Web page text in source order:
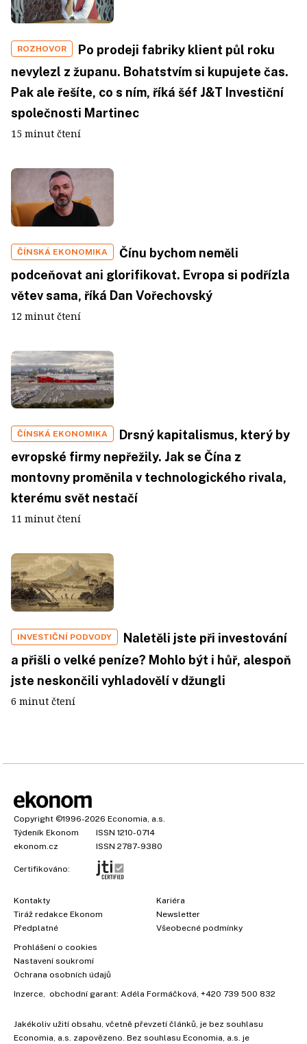
ROZHOVOR
Po prodeji fabriky klient půl roku
nevylezl z županu. Bohatstvím si kupujete čas.
Pak ale řešíte, co s ním, říká šéf J&T Investiční
společnosti Martinec
15 minut čtení
ČÍNSKÁ EKONOMIKA
Čínu bychom neměli
podceňovat ani glorifikovat. Evropa si podřízla
větev sama, říká Dan Vořechovský
12 minut čtení
ČÍNSKÁ EKONOMIKA
Drsný kapitalismus, který by
evropské firmy nepřežily. Jak se Čína z
montovny proměnila v technologického rivala,
kterému svět nestačí
11 minut čtení
INVESTIČNÍ PODVODY
Naletěli jste při investování
a přišli o velké peníze? Mohlo být i hůř, alespoň
jste neskončili vyhladovělí v džungli
6 minut čtení
Copyright ©1996-2026 Economia, a.s.
Týdeník Ekonom
ISSN 1210-0714
ekonom.cz
ISSN 2787-9380
Certifikováno:
Kontakty
Tiráž redakce Ekonom
Předplatné
Kariéra
Newsletter
Všeobecné podmínky
Prohlášení o cookies
Nastavení soukromí
Ochrana osobních údajů
Inzerce , obchodní garant: Adéla Formáčková +420 739 500 832
Jakékoliv užití obsahu, včetně převzetí článků, je bez souhlasu
Economia, a.s. zapovězeno. Bez souhlasu Economia, a.s. je